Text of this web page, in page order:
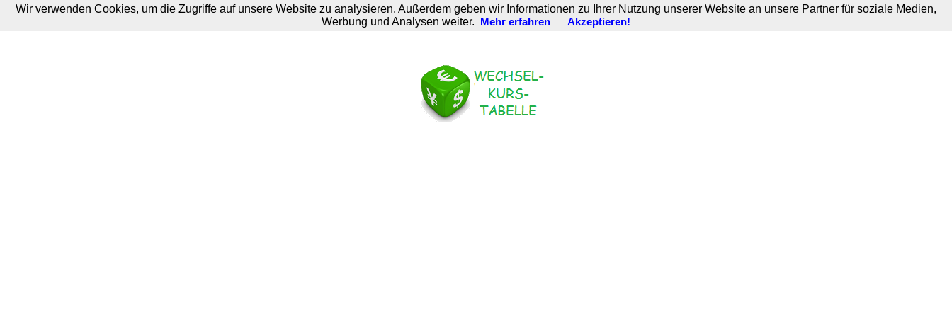
M. Brodski Software
Wir verwenden Cookies, um die Zugriffe auf unsere Website zu analysieren. Außerdem geben wir Informationen zu Ihrer Nutzung unserer Website an unsere Partner für soziale Medien,
Werbung und Analysen weiter.
Mehr erfahren Akzeptieren!